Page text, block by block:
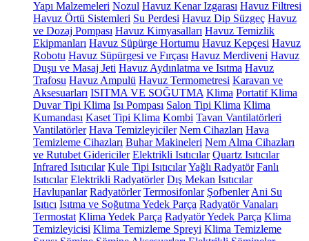
Yapı Malzemeleri Nozul Havuz Kenar Izgarası Havuz Filtresi
Havuz Örtü Sistemleri Su Perdesi Havuz Dip Süzgeç Havuz
ve Dozaj Pompası Havuz Kimyasalları Havuz Temizlik
Ekipmanları Havuz Süpürge Hortumu Havuz Kepçesi Havuz
Robotu Havuz Süpürgesi ve Fırçası Havuz Merdiveni Havuz
Duşu ve Masaj Jeti Havuz Aydınlatma ve Isıtma Havuz
Trafosu Havuz Ampulü Havuz Termometresi Karavan ve
Aksesuarları ISITMA VE SOĞUTMA Klima Portatif Klima
Duvar Tipi Klima Isı Pompası Salon Tipi Klima Klima
Kumandası Kaset Tipi Klima Kombi Tavan Vantilatörleri
Vantilatörler Hava Temizleyiciler Nem Cihazları Hava
Temizleme Cihazları Buhar Makineleri Nem Alma Cihazları
ve Rutubet Gidericiler Elektrikli Isıtıcılar Quartz Isıtıcılar
Infrared Isıtıcılar Kule Tipi IsıtıcılarYağlı Radyatör Fanlı
Isıtıcılar Elektrikli Radyatörler Dış Mekan Isıtıcılar
Havlupanlar Radyatörler Termosifonlar Şofbenler Ani Su
Isıtıcı Isıtma ve Soğutma Yedek Parça Radyatör Vanaları
Termostat Klima Yedek Parça Radyatör Yedek Parça Klima
Temizleyicisi Klima Temizleme Spreyi Klima Temizleme